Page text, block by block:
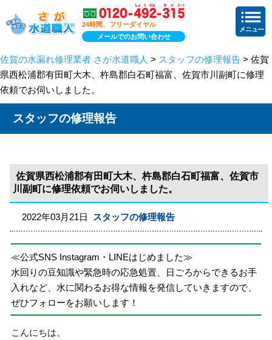
24時間、フリーダイヤル
メールでのお問い合わせ
佐賀の水漏れ修理業者 さが水道職人 > スタッフの修理報告 > 佐賀
県西松浦郡有田町大木、杵島郡白石町福富、佐賀市川副町に修理
依頼でお伺いしました。
スタッフの修理報告
佐賀県西松浦郡有田町大木、杵島郡白石町福富、佐賀市
川副町に修理依頼でお伺いしました。
2022年03月21日 スタッフの修理報告
≪公式SNS Instagram・LINEはじめました≫
水回りの豆知識や緊急時の応急処置、日ごろからできるお手
入れなど、水に関わるお得な情報を発信していきますので、
ぜひフォローをお願いします！
こんにちは。